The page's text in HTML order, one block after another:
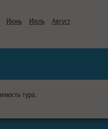
Июнь Июль Август
тура.